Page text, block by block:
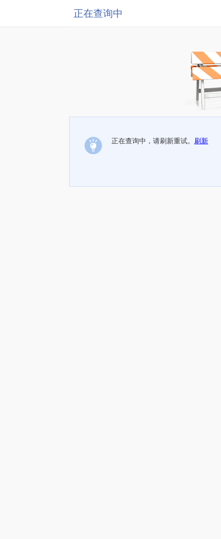
正在查询中
正在查询中，请刷新重试。 刷新